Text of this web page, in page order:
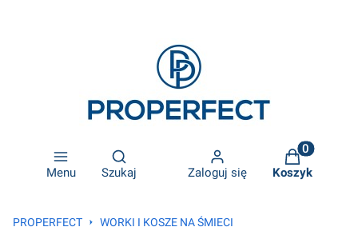
Menu
Otwórz wyszukiwarkę
Szukaj Zaloguj się
Produkty w
Koszyk
PROPERFECT WORKI I KOSZE NA ŚMIECI